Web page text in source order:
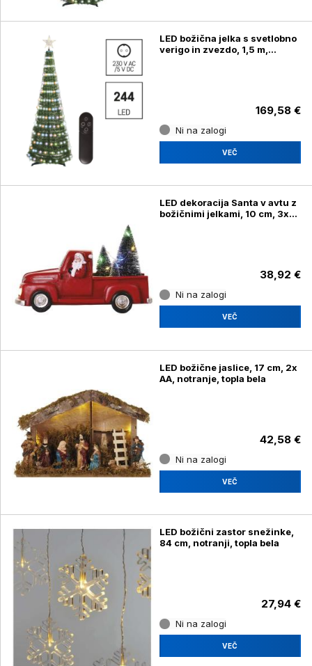
LED božična jelka s svetlobno
verigo in zvezdo, 1,5 m,
169,58 €
Ni na zalogi
VEČ
LED dekoracija Santa v avtu z
božičnimi jelkami, 10 cm, 3x
38,92 €
Ni na zalogi
VEČ
LED božične jaslice, 17 cm, 2x
AA, notranje, topla bela
42,58 €
Ni na zalogi
VEČ
LED božični zastor snežinke,
84 cm, notranji, topla bela
27,94 €
Ni na zalogi
VEČ